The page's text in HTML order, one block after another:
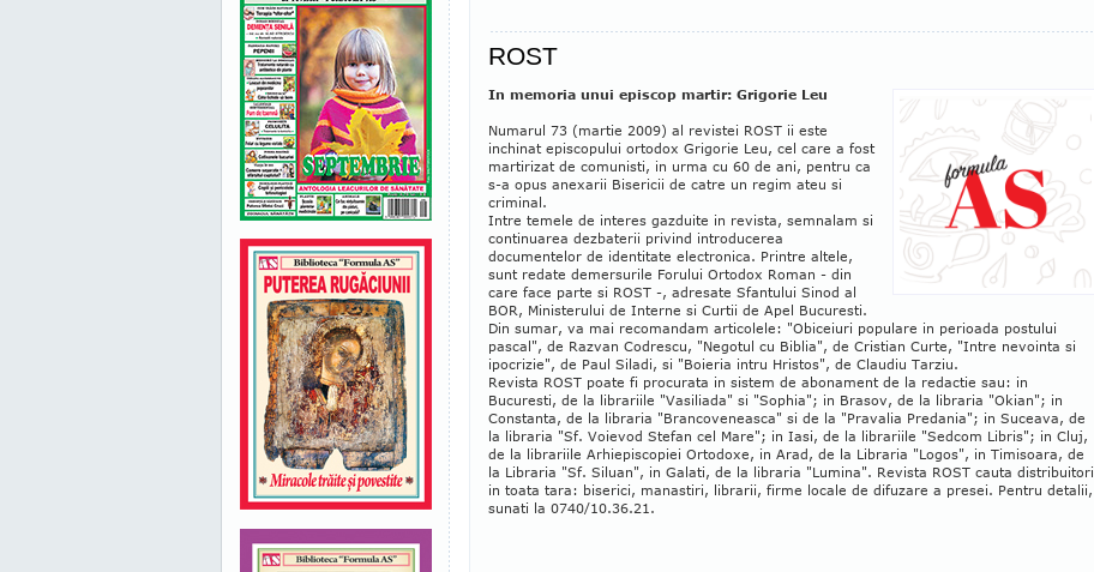
ROST
In memoria unui episcop martir: Grigorie Leu
Numarul 73 (martie 2009) al revistei ROST ii este
inchinat episcopului ortodox Grigorie Leu, cel care a fost
martirizat de comunisti, in urma cu 60 de ani, pentru ca
s-a opus anexarii Bisericii de catre un regim ateu si
criminal.
Intre temele de interes gazduite in revista, semnalam si
continuarea dezbaterii privind introducerea
documentelor de identitate electronica. Printre altele,
sunt redate demersurile Forului Ortodox Roman - din
care face parte si ROST -, adresate Sfantului Sinod al
BOR, Ministerului de Interne si Curtii de Apel Bucuresti.
Din sumar, va mai recomandam articolele: "Obiceiuri populare in perioada postului
pascal", de Razvan Codrescu, "Negotul cu Biblia", de Cristian Curte, "Intre nevointa si
ipocrizie", de Paul Siladi, si "Boieria intru Hristos", de Claudiu Tarziu.
Revista ROST poate fi procurata in sistem de abonament de la redactie sau: in
Bucuresti, de la librariile "Vasiliada" si "Sophia"; in Brasov, de la libraria "Okian"; in
Constanta, de la libraria "Brancoveneasca" si de la "Pravalia Predania"; in Suceava, de
la libraria "Sf. Voievod Stefan cel Mare"; in Iasi, de la librariile "Sedcom Libris"; in Cluj,
de la librariile Arhiepiscopiei Ortodoxe, in Arad, de la Libraria "Logos", in Timisoara, de
la Libraria "Sf. Siluan", in Galati, de la libraria "Lumina". Revista ROST cauta distribuitori
in toata tara: biserici, manastiri, librarii, firme locale de difuzare a presei. Pentru detalii,
sunati la 0740/10.36.21.